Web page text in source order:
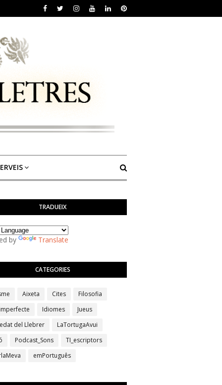
TRADUEIX
by Translate
CATEGORIES
Aixeta Cites
Filosofia
Idiomes
Jueus
del Llebrer
LaTortugaAvui
Podcast_Sons
TI_escriptors
emPortuguês